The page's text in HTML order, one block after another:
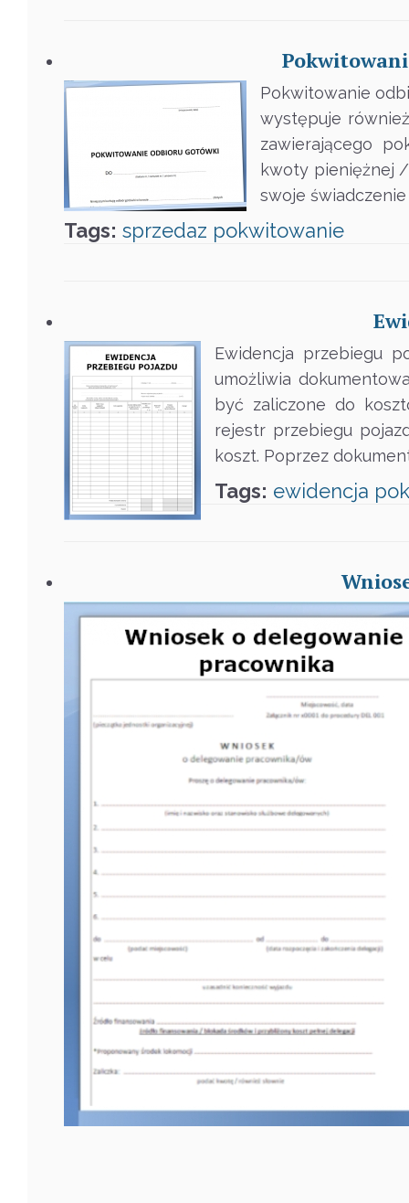
Pokwitowanie
występuje
zawierającego
kwoty pieniężnej /
swoje
Tags: sprzedaz pokwitowanie
Ewidencja przebiegu
umożliwia
być zaliczone do
rejestr przebiegu
koszt. Poprzez
Tags: ewidencja